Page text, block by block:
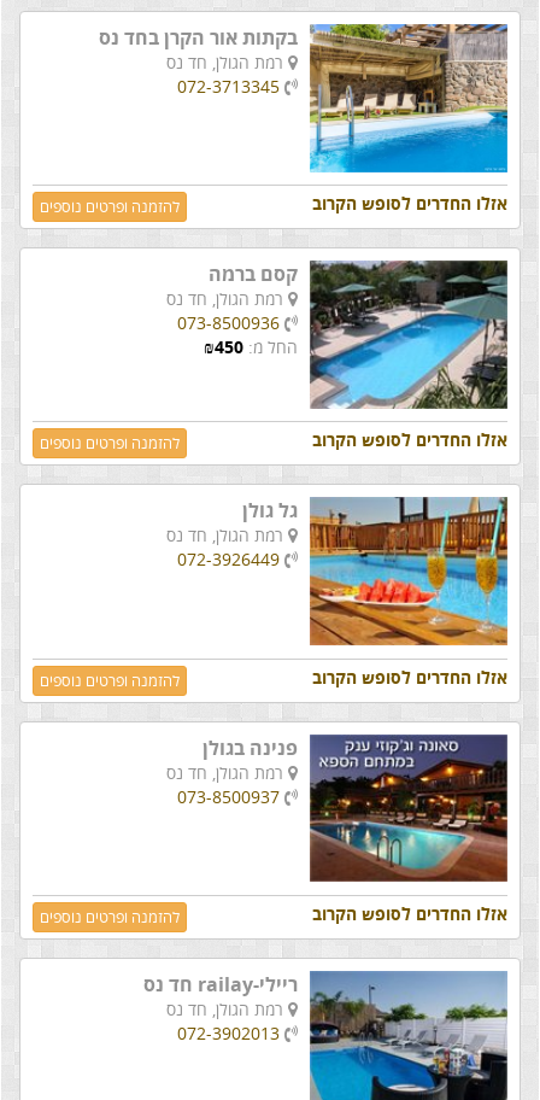
בקתות אור הקרן בחד נס
רמת הגולן, חד נס
072-3713345
אזלו החדרים לסופש הקרוב להזמנה ופרטים נוספים
קסם ברמה
רמת הגולן, חד נס
073-8500936
החל מ:
₪450
אזלו החדרים לסופש הקרוב להזמנה ופרטים נוספים
גל גולן
רמת הגולן, חד נס
072-3926449
אזלו החדרים לסופש הקרוב להזמנה ופרטים נוספים
פנינה בגולן
רמת הגולן, חד נס
073-8500937
אזלו החדרים לסופש הקרוב להזמנה ופרטים נוספים
ריילי-railay חד נס
רמת הגולן, חד נס
072-3902013